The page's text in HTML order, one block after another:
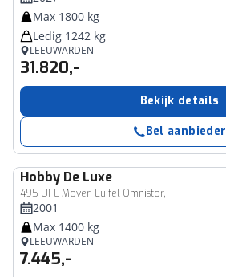
Max 1800 kg
Ledig 1242 kg
LEEUWARDEN
31.820,-
Bekijk details
Bel aanbieder
Hobby De Luxe
495 UFE Mover, Luifel Omnistor,
2001
Max 1400 kg
LEEUWARDEN
7.445,-